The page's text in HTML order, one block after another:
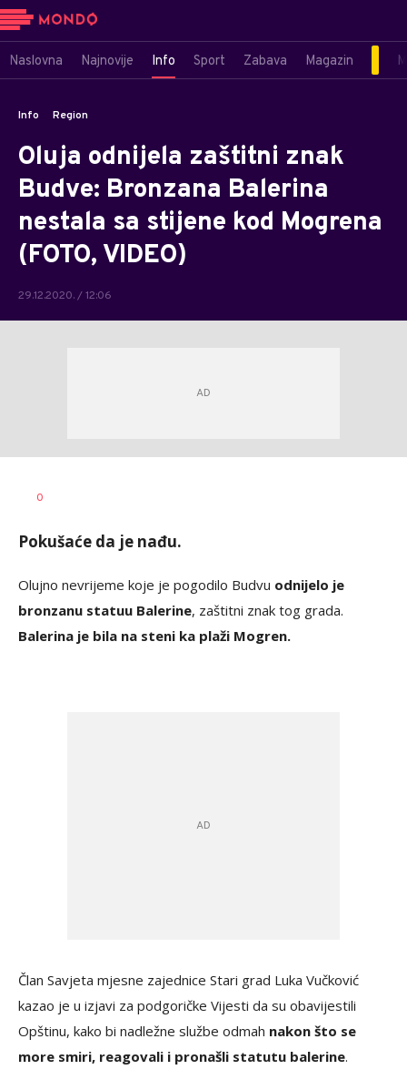
Naslovna Najnovije Info Sport Zabava Magazin
Info Region
Oluja odnijela zaštitni znak
Budve: Bronzana Balerina
nestala sa stijene kod Mogrena
(FOTO, VIDEO)
29.12.2020. / 12:06
AUTOR
0
Pokušaće da je nađu.
Olujno nevrijeme koje je pogodilo Budvu odnijelo je
bronzanu statuu Balerine, zaštitni znak tog grada.
Balerina je bila na steni ka plaži Mogren.
Član Savjeta mjesne zajednice Stari grad Luka Vučković
kazao je u izjavi za podgoričke Vijesti da su obavijestili
Opštinu, kako bi nadležne službe odmah nakon što se
more smiri, reagovali i pronašli statutu balerine.